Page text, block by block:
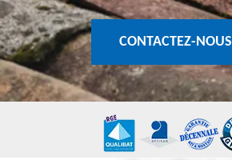
CONTACTEZ-NOUS